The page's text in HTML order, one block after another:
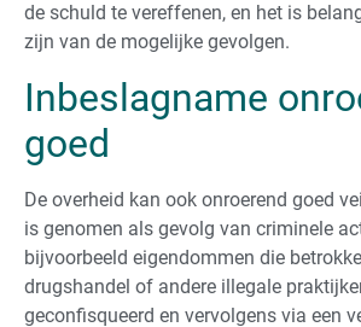
de schuld te vereffenen, en het is
zijn van de mogelijke gevolgen.
Inbeslagname
goed
De overheid kan ook onroerend goed
is genomen als gevolg van criminele
bijvoorbeeld eigendommen die
drugshandel of andere illegale
geconfisqueerd en vervolgens via een